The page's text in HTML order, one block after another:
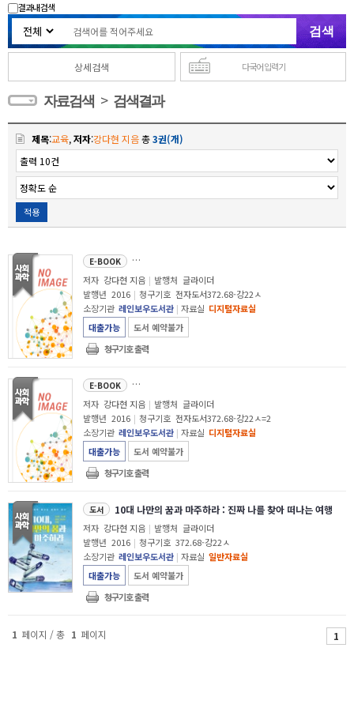
결과내 검색
상세검색 다국어 입력기
자료검색 > 검색결과
제목:교육,저자:강다현 지음총3권(개)
적용
E-BOOK 10대 나만의 꿈과 마주하라 : 진짜 나를 찾아 떠나는 여행
저자 강다현 지음 | 발행처 글라이더
발행년 2016 | 청구기호 전자도서372.68-강22ㅅ
소장기관 레인보우도서관 | 자료실 디지털자료실
대출가능
도서 예약불가
청구기호 출력
E-BOOK 10대 나만의 꿈과 마주하라 : 진짜 나를 찾아 떠나는 여행
저자 강다현 지음 | 발행처 글라이더
발행년 2016 | 청구기호 전자도서372.68-강22ㅅ=2
소장기관 레인보우도서관 | 자료실 디지털자료실
대출가능
도서 예약불가
청구기호 출력
도서 10대 나만의 꿈과 마주하라 : 진짜 나를 찾아 떠나는 여행
저자 강다현 지음 | 발행처 글라이더
발행년 2016 | 청구기호 372.68-강22ㅅ
소장기관 레인보우도서관 | 자료실 일반자료실
대출가능
도서 예약불가
청구기호 출력
1 페이지 / 총 1 페이지 1